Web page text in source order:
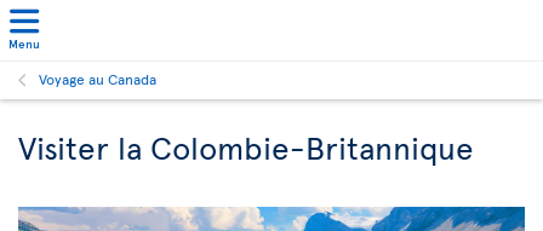
Menu
Voyage au Canada
Visiter la Colombie-Britannique